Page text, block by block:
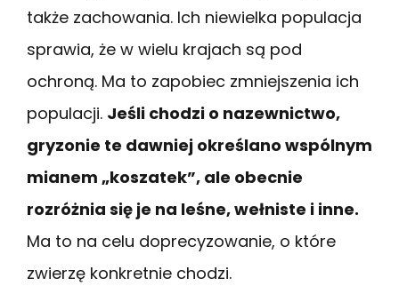
także zachowania. Ich niewielka populacja
sprawia, że w wielu krajach są pod
ochroną. Ma to zapobiec zmniejszenia ich
populacji. Jeśli chodzi o nazewnictwo,
gryzonie te dawniej określano wspólnym
mianem „koszatek”, ale obecnie
rozróżnia się je na leśne, wełniste i inne.
Ma to na celu doprecyzowanie, o które
zwierzę konkretnie chodzi.